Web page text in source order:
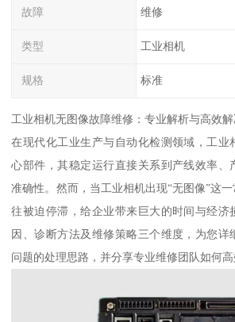
故障 维修
类型 工业相机
规格 标准
工业相机无图像故障维修：专业解析与高效
在现代化工业生产与自动化检测领域，工业
心部件，其稳定运行直接关系到产线效率、
准确性。然而，当工业相机出现“无图像”这
往被迫停滞，给企业带来巨大的时间与经济
因、诊断方法及维修策略三个维度，为您详
问题的处理思路，并分享专业维修团队如何高